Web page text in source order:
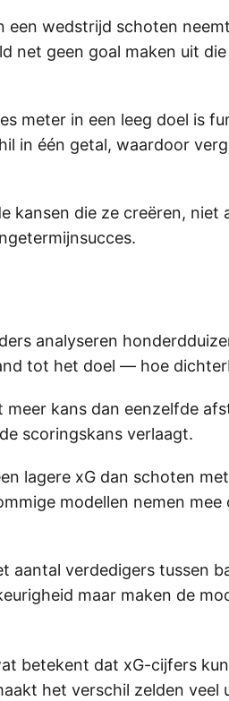
wedstrijd schoten
net geen goal maken uit
meter in een leeg doel is
in één getal, waardoor
die ze creëren, niet
analyseren
tot het doel — hoe
kans dan eenzelfde
scoringskans verlaagt.
lagere xG dan schoten
modellen nemen
verdedigers tussen
maar maken de
betekent dat xG-cijfers
het verschil zelden veel